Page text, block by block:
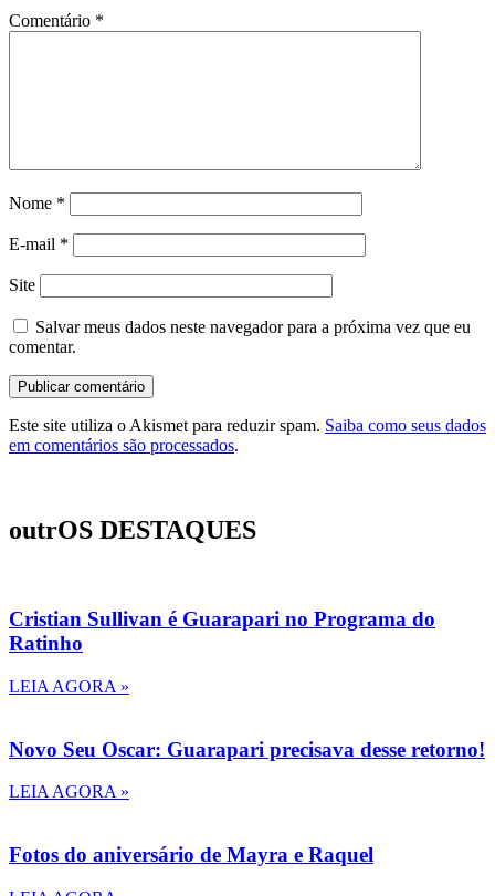
Comentário *
Nome *
E-mail *
Site
Salvar meus dados neste navegador para a próxima vez que eu
comentar.
Este site utiliza o Akismet para reduzir spam. Saiba como seus dados
em comentários são processados.
outrOS DESTAQUES
Cristian Sullivan é Guarapari no Programa do
Ratinho
LEIA AGORA »
Novo Seu Oscar: Guarapari precisava desse retorno!
LEIA AGORA »
Fotos do aniversário de Mayra e Raquel